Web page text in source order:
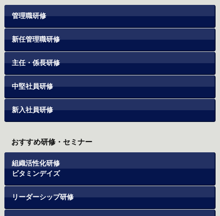
管理職研修
新任管理職研修
主任・係長研修
中堅社員研修
新入社員研修
おすすめ研修・セミナー
組織活性化研修
ビタミンデイズ
リーダーシップ研修